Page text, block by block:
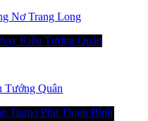
Nơ Trang Long
Tướng Quân